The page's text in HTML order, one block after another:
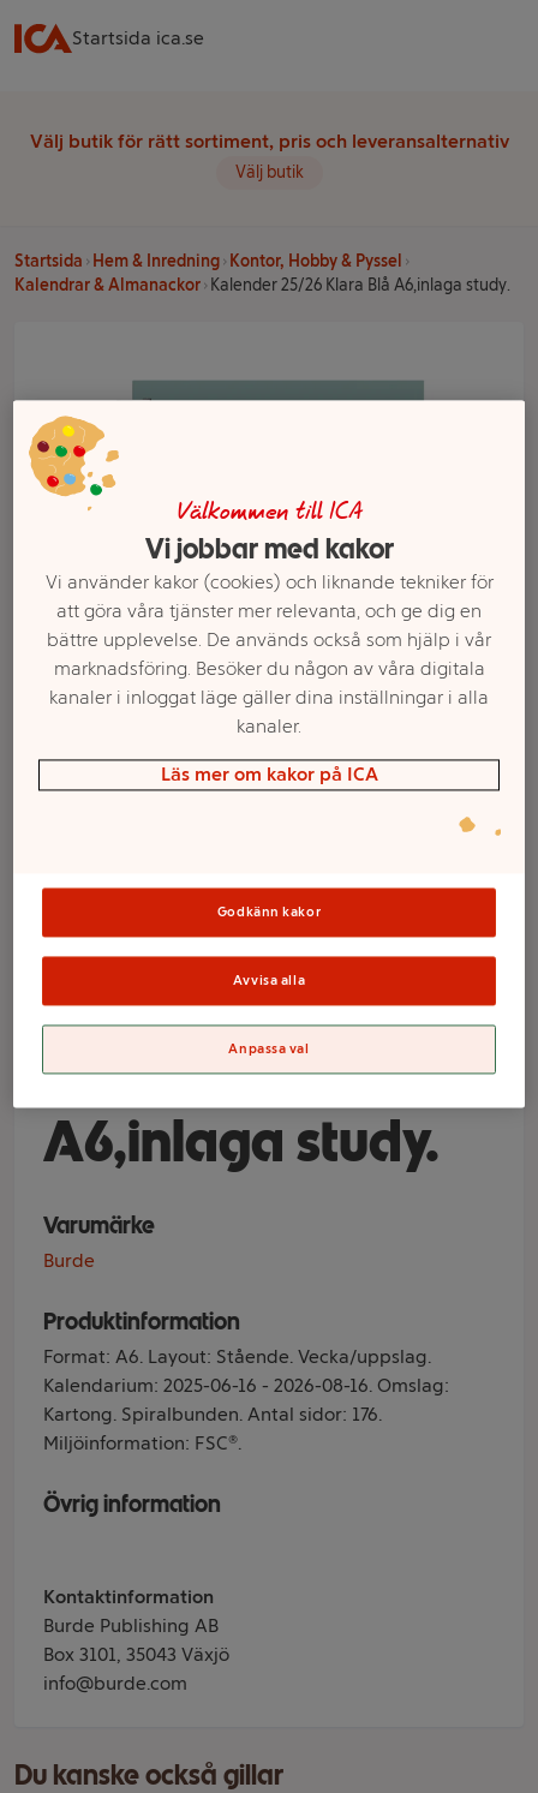
Startsida ica.se
Välj butik för rätt sortiment, pris och leveransalternativ
Välj butik
Startsida Hem & Inredning
Kontor, Hobby & Pyssel
Kalendrar & Almanackor Kalender 25/26 Klara Blå A6,inlaga study.
Kalender 25/26
Klara Blå
A6,inlaga study.
Varumärke
Burde
Produktinformation
Format: A6. Layout: Stående. Vecka/uppslag.
Kalendarium: 2025-06-16 - 2026-08-16. Omslag:
Kartong. Spiralbunden. Antal sidor: 176.
Miljöinformation: FSC®.
Övrig information
Kontaktinformation
Burde Publishing AB
Box 3101, 35043 Växjö
info@burde.com
Sortimentet kan variera mellan butikerna
Du kanske också gillar
Välkommen till ICA
Vi jobbar med kakor
Vi använder kakor (cookies) och liknande tekniker för
att göra våra tjänster mer relevanta, och ge dig en
bättre upplevelse. De används också som hjälp i vår
marknadsföring. Besöker du någon av våra digitala
kanaler i inloggat läge gäller dina inställningar i alla
kanaler.
Läs mer om kakor på ICA
Godkänn kakor
Avvisa alla
Anpassa val